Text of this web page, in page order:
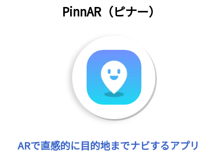
PinnAR（ピナー）
ARで直感的に目的地までナビするアプリ